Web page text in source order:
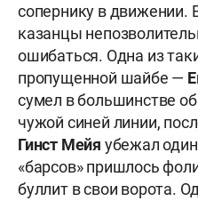
сопернику в движении.
казанцы
ошибаться. Одна из
пропущенной шайбе —
сумел в большинстве
чужой синей линии,
Гинст Мейя убежал
«барсов» пришлось
буллит в свои ворота.